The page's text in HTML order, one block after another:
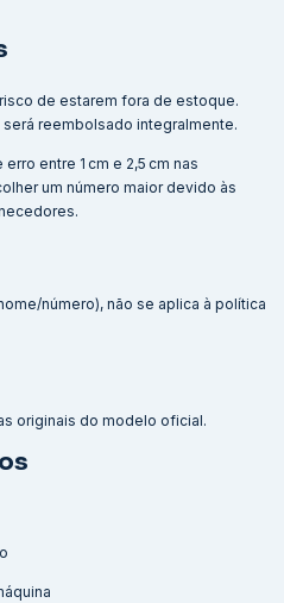
de estarem fora de estoque.
reembolsado integralmente.
entre 1 cm e 2,5 cm nas
um número maior devido às
número), não se aplica à política
originais do modelo oficial.